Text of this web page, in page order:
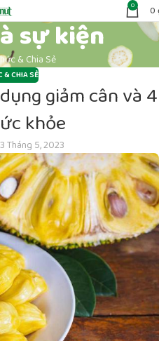
0 0
sự kiện
& Chia Sẻ
& CHIA SẺ
giảm cân và 4
khỏe
Tháng 5, 2023